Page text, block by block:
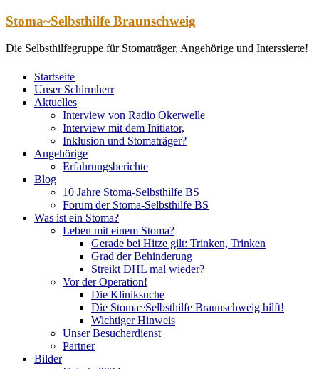
Zum
springen
Stoma~Selbsthilfe Braunschweig
Die Selbsthilfegruppe für Stomaträger, Angehörige und Interssierte!
Startseite
Unser Schirmherr
Aktuelles
Interview von Radio Okerwelle
Interview mit dem Initiator,
Inklusion und Stomaträger?
Angehörige
Erfahrungsberichte
Blog
10 Jahre Stoma-Selbsthilfe BS
Forum der Stoma-Selbsthilfe BS
Was ist ein Stoma?
Leben mit einem Stoma?
Gerade bei Hitze gilt: Trinken, Trinken
Grad der Behinderung
Streikt DHL mal wieder?
Vor der Operation!
Die Kliniksuche
Die Stoma~Selbsthilfe Braunschweig hilft!
Wichtiger Hinweis
Unser Besucherdienst
Partner
Bilder